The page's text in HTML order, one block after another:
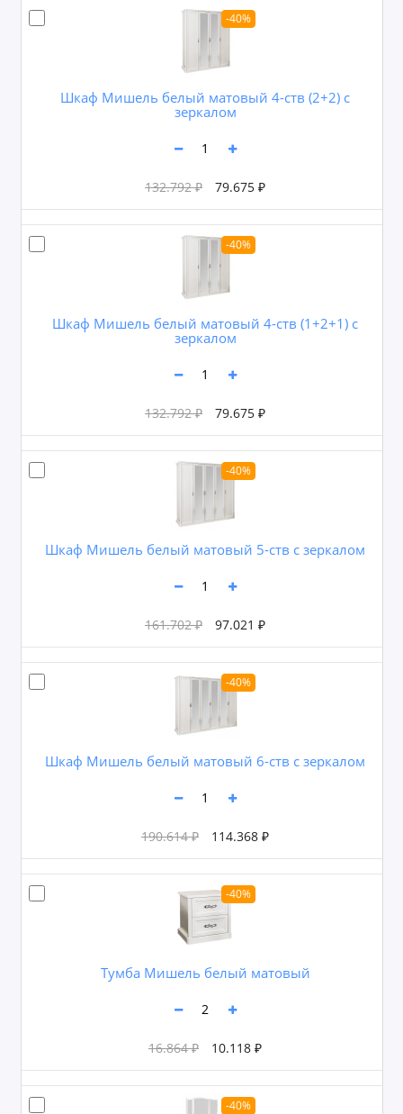
-40%
Шкаф Мишель белый матовый 4-ств (2+2) с
зеркалом
132.792 ₽ 79.675 ₽
-40%
Шкаф Мишель белый матовый 4-ств (1+2+1) с
зеркалом
132.792 ₽ 79.675 ₽
-40%
Шкаф Мишель белый матовый 5-ств с зеркалом
161.702 ₽ 97.021 ₽
-40%
Шкаф Мишель белый матовый 6-ств с зеркалом
190.614 ₽ 114.368 ₽
-40%
Тумба Мишель белый матовый
16.864 ₽ 10.118 ₽
-40%